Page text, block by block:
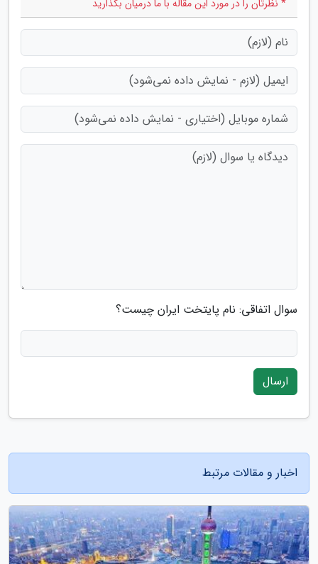
* نظرتان را در مورد این مقاله با ما درمیان بگذارید
سوال اتفاقی: نام پایتخت ایران چیست؟
ارسال
اخبار و مقالات مرتبط